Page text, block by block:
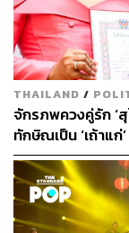
THAILAND /
จักรภพควงคู่รัก ‘
ทักษิณเป็น ‘เถ้าแ